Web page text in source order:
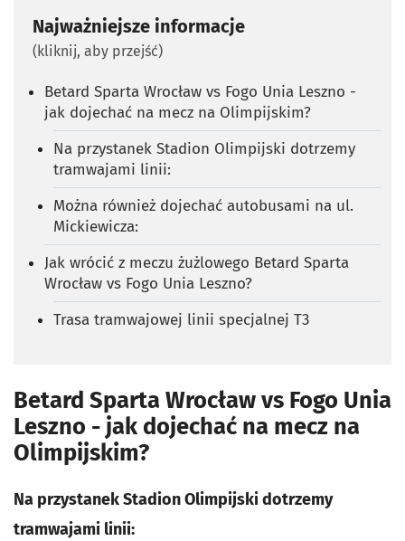
Najważniejsze informacje
(kliknij, aby przejść)
Betard Sparta Wrocław vs Fogo Unia Leszno -
jak dojechać na mecz na Olimpijskim?
Na przystanek Stadion Olimpijski dotrzemy
tramwajami linii:
Można również dojechać autobusami na ul.
Mickiewicza:
Jak wrócić z meczu żużlowego Betard Sparta
Wrocław vs Fogo Unia Leszno?
Trasa tramwajowej linii specjalnej T3
Betard Sparta Wrocław vs Fogo Unia
Leszno - jak dojechać na mecz na
Olimpijskim?
Na przystanek Stadion Olimpijski dotrzemy
tramwajami linii: